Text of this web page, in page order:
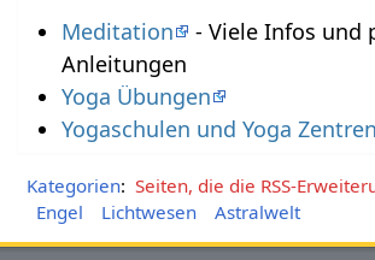
Meditation
- Viele Infos und
Anleitungen
Yoga Übungen
Yogaschulen und Yoga Zentren
Kategorien: Seiten, die die RSS-
Engel
Lichtwesen Astralwelt